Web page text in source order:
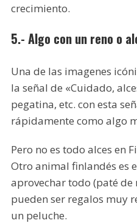
crecimiento.
5.- Algo con un reno o
Una de las imagenes
la señal de «Cuidado,
pegatina, etc. con esta
rápidamente como algo
Pero no es todo alces en
Otro animal finlandés es
aprovechar todo (paté de
pueden ser regalos muy
un peluche.